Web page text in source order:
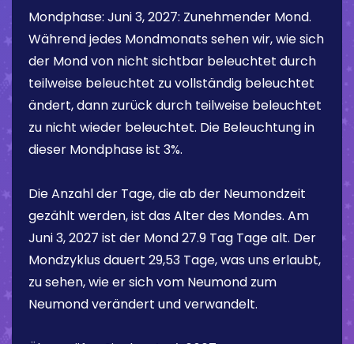
Mondphase: Juni 3, 2027: Zunehmender Mond.
Während jedes Mondmonats sehen wir, wie sich
der Mond von nicht sichtbar beleuchtet durch
teilweise beleuchtet zu vollständig beleuchtet
ändert, dann zurück durch teilweise beleuchtet
zu nicht wieder beleuchtet. Die Beleuchtung in
dieser Mondphase ist 3%.
Die Anzahl der Tage, die ab der Neumondzeit
gezählt werden, ist das Alter des Mondes. Am
Juni 3, 2027 ist der Mond27.9 Tag Tage alt. Der
Mondzyklus dauert 29,53 Tage, was uns erlaubt,
zu sehen, wie er sich vom Neumond zum
Neumond verändert und verwandelt.